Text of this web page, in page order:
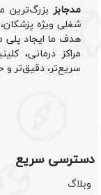
مدجابزبزرگ‌ترین
شغلی ویژه
هدف ما ایجاد
مراکز درمانی،
سریع‌تر، دقیق‌تر و
دسترسی سریع
وبلاگ